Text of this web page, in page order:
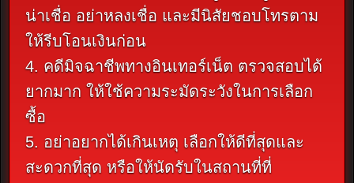
น่าเชื่อ อย่าหลงเชื่อ และมีนิสัยชอบโทรตาม
ให้รีบโอนเงินก่อน
4. คดีมิจฉาชีพทางอินเทอร์เน็ต ตรวจสอบได้
ยากมาก ให้ใช้ความระมัดระวังในการเลือก
ซื้อ
5. อย่าอยากได้เกินเหตุ เลือกให้ดีที่สุดและ
สะดวกที่สุด หรือให้นัดรับในสถานที่ที่